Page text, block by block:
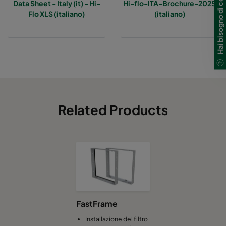
Hi-Flo XLS 7/520 0160 :: 592x287x520-6-25 ePM1 60%
ePM1 60%
Hi-Flo XLS 7/370 0160 :: 592x287x370-6-25
Hi-Flo XLS 9/640 0185 :: 592x592x640-6-25
Data Sheet - Italy (it) - Hi-
Flo XLS (italiano)
Hi-flo-ITA-Brochure-2025
(italiano)
Related Products
FastFrame
Installazione del filtro